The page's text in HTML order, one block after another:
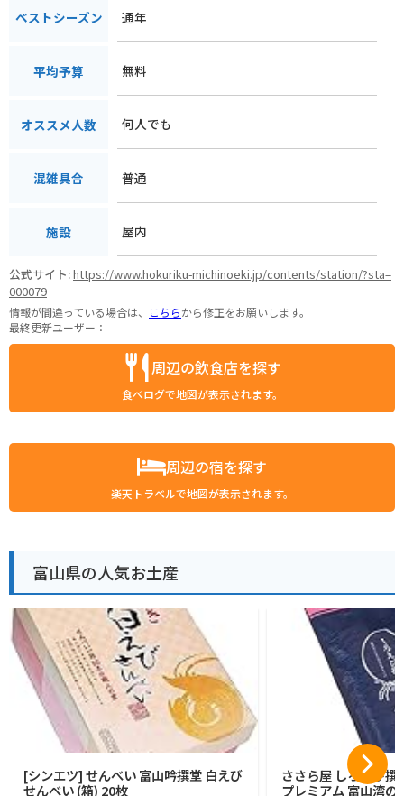
ベストシーズン 通年
平均予算 無料
オススメ人数 何人でも
混雑具合 普通
施設 屋内
公式サイト:https://www.hokuriku-michinoeki.jp/contents/station/?sta=
000079
情報が間違っている場合は、 こちらから修正をお願いします。
最終更新ユーザー：
周辺の飲食店を探す
食べログで地図が表示されます。
周辺の宿を探す
楽天トラベルで地図が表示されます。
富山県の人気お土産
[シンエツ] せんべい 富山吟撰堂 白えび
せんべい (箱) 20枚
ささら屋 しろえび撰
プレミアム 富山湾の